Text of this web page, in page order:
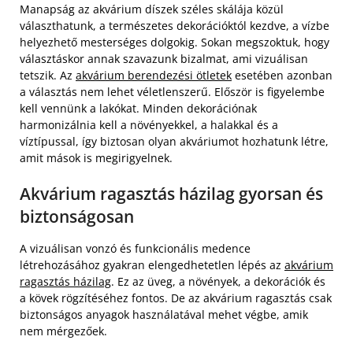
Manapság az akvárium díszek széles skálája közül
választhatunk, a természetes dekorációktól kezdve, a vízbe
helyezhető mesterséges dolgokig. Sokan megszoktuk, hogy
választáskor annak szavazunk bizalmat, ami vizuálisan
tetszik. Az akvárium berendezési ötletek esetében azonban
a választás nem lehet véletlenszerű. Először is figyelembe
kell vennünk a lakókat. Minden dekorációnak
harmonizálnia kell a növényekkel, a halakkal és a
víztípussal, így biztosan olyan akváriumot hozhatunk létre,
amit mások is megirigyelnek.
Akvárium ragasztás házilag gyorsan és
biztonságosan
A vizuálisan vonzó és funkcionális medence
létrehozásához gyakran elengedhetetlen lépés az akvárium
ragasztás házilag. Ez az üveg, a növények, a dekorációk és
a kövek rögzítéséhez fontos. De az akvárium ragasztás csak
biztonságos anyagok használatával mehet végbe, amik
nem mérgezőek.